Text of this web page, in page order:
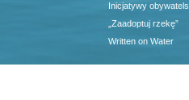
Inicjatywy
„Zaadoptuj rzekę”
Written on Water